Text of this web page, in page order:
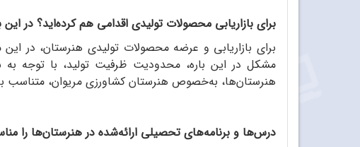
برای بازاریابی محصولات تولیدی اقدامی هم کرده‌اید؟ در
برای بازاریابی و عرضه محصولات تولیدی هنرستان، در
مشکل در این باره، محدودیت ظرفیت تولید، با توجه
هنرستان‌ها، به‌خصوص هنرستان کشاورزی مریوان، متناسب با
درس‌ها و برنامه‌های تحصیلی ارائه‌شده در هنرستان‌ها را